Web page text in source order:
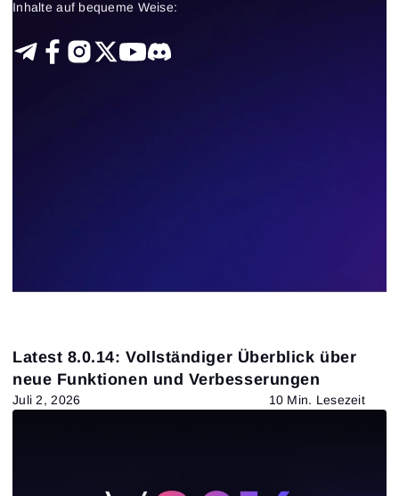
Latest 8.0.14: Vollständiger Überblick über
neue Funktionen und Verbesserungen
Juli 2, 2026 10 Min. Lesezeit
Inhalte auf bequeme Weise: